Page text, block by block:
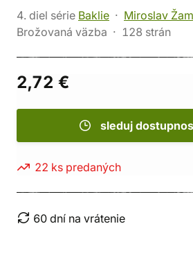
4. diel série Baklie Miroslav
Brožovaná väzba
128 strán
2,72 €
sleduj
22 ks predaných
60 dní na vrátenie